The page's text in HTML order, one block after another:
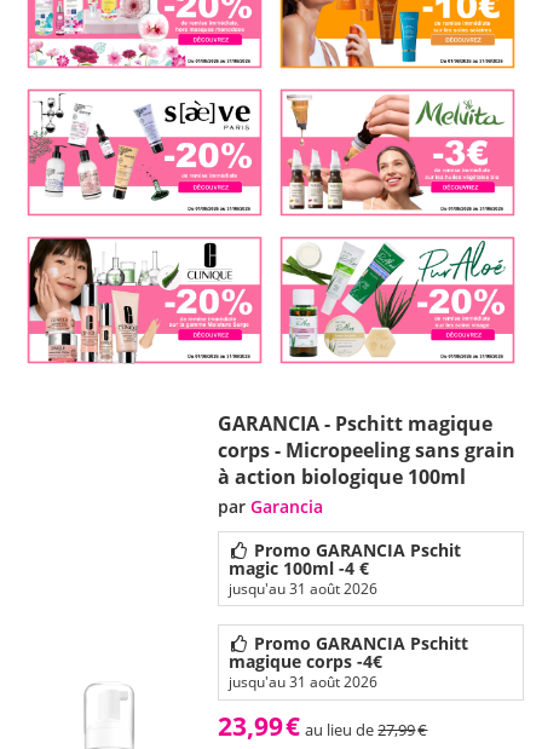
GARANCIA - Pschitt magique
corps - Micropeeling sans grain
à action biologique 100ml
parGarancia
Promo GARANCIA Pschit
magic 100ml -4 €
jusqu'au 31 août 2026
Promo GARANCIA Pschitt
magique corps -4€
jusqu'au 31 août 2026
23,99€ au lieu de27,99€